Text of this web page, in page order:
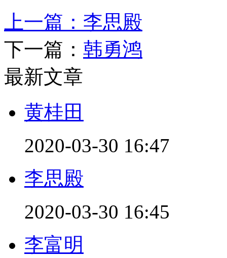
上一篇： 李思殿
下一篇： 韩勇鸿
最新文章
黄桂田
2020-03-30 16:47
李思殿
2020-03-30 16:45
李富明